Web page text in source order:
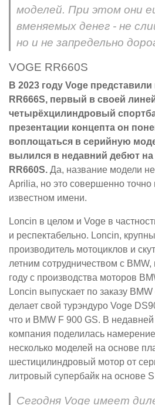
моделей. При этом они
вменяемых денег - не
но и не запредельно
VOGE RR660S
В 2023 году Voge
RR666S, первый в своей
четырёхцилиндровый
презентации концепта он
воплощаться в серийную
вылился в недавний дебют
RR660S. Да, название модели
Aprilia, но это совершенно точно
известном имени.
Loncin в целом и Voge в
и респектабельно. Loncin,
производитель мотоциклов и
летним сотрудничеством с
году с производства моторов
Loncin выпускает по заказу
делает свой турэндуро Voge
что и BMW F 900 GS. В
компания поделилась
несколько моделей на основе
шестицилиндровый мотор от
литровый супербайк на основе
Сегодня Voge имеет